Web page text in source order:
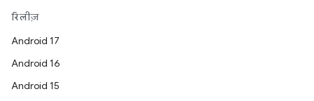
रिलीज़
Android 17
Android 16
Android 15